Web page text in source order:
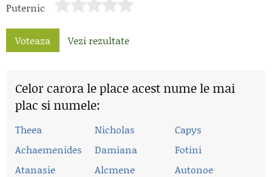
Puternic
Voteaza Vezi rezultate
Celor carora le place acest nume le mai
plac si numele:
Theea Nicholas
Capys
Achaemenides
Damiana
Fotini
Atanasie
Alcmene
Autonoe